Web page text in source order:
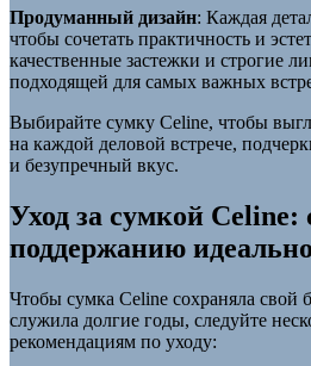
Продуманный дизайн: Каждая
чтобы сочетать практичность и
качественные застежки и строгие
подходящей для самых важных
Выбирайте сумку Celine, чтобы
на каждой деловой встрече,
и безупречный вкус.
Уход за сумкой Celine:
поддержанию
Чтобы сумка Celine сохраняла свой
служила долгие годы, следуйте
рекомендациям по уходу: